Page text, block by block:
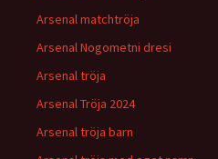
Arsenal matchtröja
Arsenal Nogometni dresi
Arsenal tröja
Arsenal Tröja 2024
Arsenal tröja barn